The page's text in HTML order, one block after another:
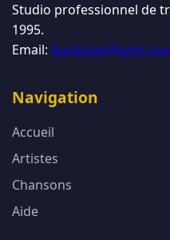
Studio professionnel de
1995.
Email:
Navigation
Accueil
Artistes
Chansons
Aide